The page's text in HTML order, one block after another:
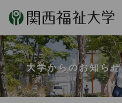
大学からのお知らせ